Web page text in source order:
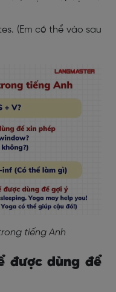
(Em có thể vào sau
tiếng Anh
được dùng để